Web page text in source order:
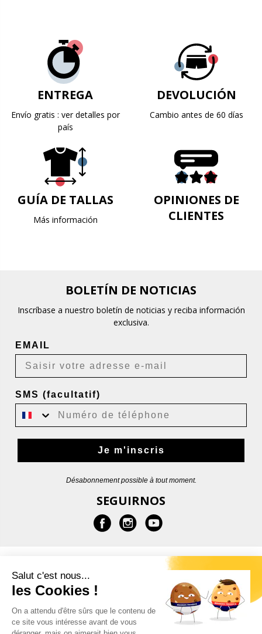
ENTREGA
Envío gratis : ver detalles por
país
DEVOLUCIÓN
Cambio antes de 60 días
GUÍA DE TALLAS
Más información
OPINIONES DE
CLIENTES
BOLETÍN DE NOTICIAS
Inscríbase a nuestro boletín de noticias y reciba información
exclusiva.
EMAIL
SMS (facultatif)
Je m'inscris
Désabonnement possible à tout moment.
SEGUIRNOS
AYUDA
Salut c'est nous...
les Cookies !
On a attendu d'être sûrs que le contenu de
ce site vous intéresse avant de vous